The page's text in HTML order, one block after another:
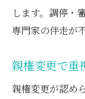
します。調停・
専門家の伴走が
親権変更で重
親権変更が認め